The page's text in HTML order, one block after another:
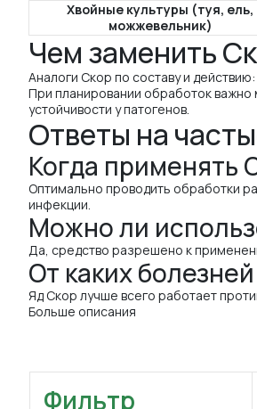
Хвойные культуры (туя, ель,
можжевельник)
Чем заменить
Аналоги Скор по составу и
При планировании обработок важно
устойчивости у патогенов.
Ответы на
Когда применять
Оптимально проводить обработки
инфекции.
Можно ли
Да, средство разрешено к
От каких
Яд Скор лучше всего работает
Больше описания
Фильтр